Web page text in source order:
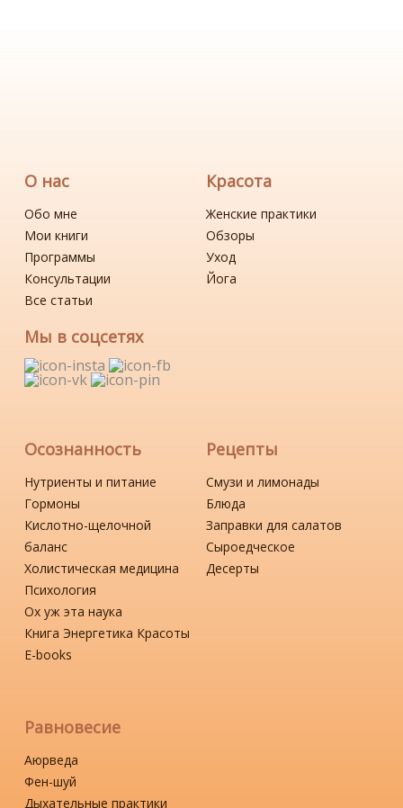
О нас
Обо мне
Мои книги
Программы
Консультации
Все статьи
Мы в соцсетях
Красота
Женские практики
Обзоры
Уход
Йога
Осознанность
Нутриенты и питание
Гормоны
Кислотно-щелочной
баланс
Холистическая медицина
Психология
Ох уж эта наука
Книга Энергетика Красоты
Е-books
Рецепты
Смузи и лимонады
Блюда
Заправки для салатов
Сыроедческое
Десерты
Равновесие
Аюрведа
Фен-шуй
Дыхательные практики